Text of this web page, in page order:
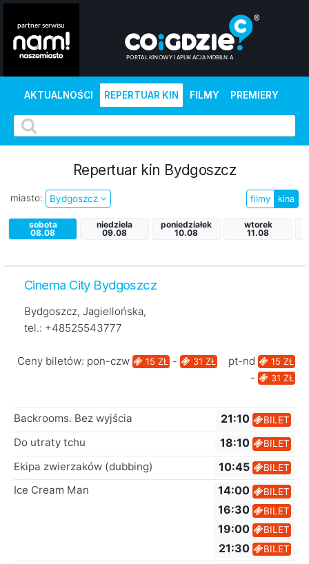
AKTUALNOŚCI REPERTUAR KIN FILMY PREMIERY
Repertuar kin Bydgoszcz
miasto: Bydgoszcz filmy kina
sobota
08.08
niedziela
09.08
poniedziałek
10.08
wtorek
11.08
Cinema City Bydgoszcz
Bydgoszcz, Jagiellońska,
tel.: +48525543777
Ceny biletów: pon-czw 15 ZŁ - 31 ZŁ pt-nd 15 ZŁ
- 31 ZŁ
Backrooms. Bez wyjścia 21:10 BILET
Do utraty tchu 18:10 BILET
Ekipa zwierzaków (dubbing) 10:45 BILET
Ice Cream Man 14:00 BILET
16:30 BILET
19:00 BILET
21:30 BILET